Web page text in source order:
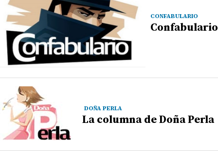
CONFABULARIO
Confabulario
DOÑA PERLA
La columna de Doña Perla